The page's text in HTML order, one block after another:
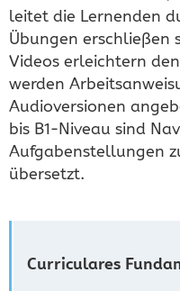
leitet die Lernenden
Übungen erschließen
Videos erleichtern
werden
Audioversionen
bis B1-Niveau sind
Aufgabenstellungen
übersetzt.
Curriculares